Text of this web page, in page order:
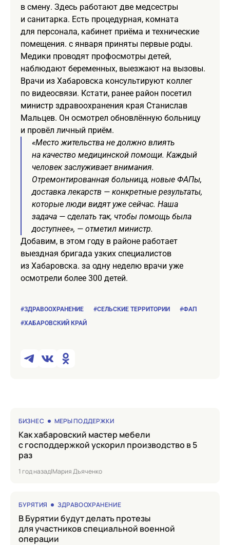
в смену. Здесь работают две медсестры
и санитарка. Есть процедурная, комната
для персонала, кабинет приёма и технические
помещения. с января приняты первые роды.
Медики проводят профосмотры детей,
наблюдают беременных, выезжают на вызовы.
Врачи из Хабаровска консультируют коллег
по видеосвязи. Кстати, ранее район посетил
министр здравоохранения края Станислав
Мальцев. Он осмотрел обновлённую больницу
и провёл личный приём.
«Место жительства не должно влиять
на качество медицинской помощи. Каждый
человек заслуживает внимания.
Отремонтированная больница, новые ФАПы,
доставка лекарств — конкретные результаты,
которые люди видят уже сейчас. Наша
задача — сделать так, чтобы помощь была
доступнее», — отметил министр.
Добавим, в этом году в районе работает
выездная бригада узких специалистов
из Хабаровска. за одну неделю врачи уже
осмотрели более 300 детей.
#ЗДРАВООХРАНЕНИЕ #СЕЛЬСКИЕ ТЕРРИТОРИИ
#ФАП
#ХАБАРОВСКИЙ КРАЙ
БИЗНЕС МЕРЫ ПОДДЕРЖКИ
Как хабаровский мастер мебели
с господдержкой ускорил производство в 5
раз
1 год назад|Мария Дъяченко
БУРЯТИЯ ЗДРАВООХРАНЕНИЕ
в Бурятии будут делать протезы
для участников специальной военной
операции